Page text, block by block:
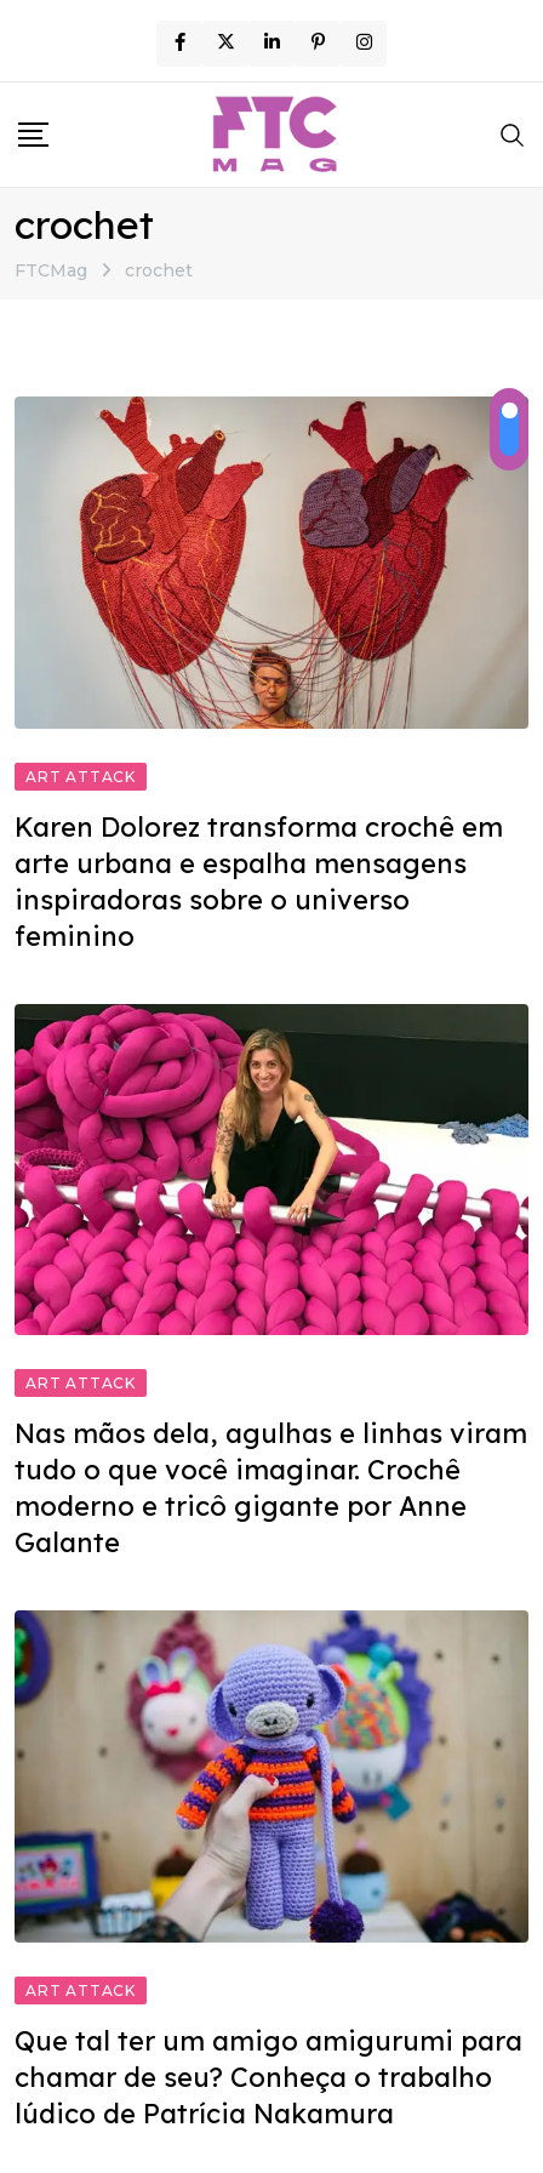
content
crochet
FTCMag crochet
ART ATTACK
Karen Dolorez transforma crochê em
arte urbana e espalha mensagens
inspiradoras sobre o universo
feminino
ART ATTACK
Nas mãos dela, agulhas e linhas viram
tudo o que você imaginar. Crochê
moderno e tricô gigante por Anne
Galante
ART ATTACK
Que tal ter um amigo amigurumi para
chamar de seu? Conheça o trabalho
lúdico de Patrícia Nakamura